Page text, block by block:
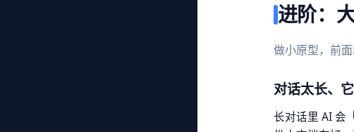
进阶：
做小原型，前
对话太长、
长对话里 AI 会